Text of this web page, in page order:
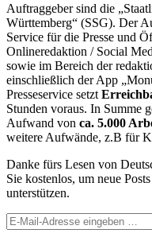
Auftraggeber sind die
Württemberg“ (SSG). Der
Service für die Presse und
Onlineredaktion / Social
sowie im Bereich der
einschließlich der App
Presseservice setzt
Stunden voraus. In Summe
Aufwand von ca. 5.000
weitere Aufwände, z.B für
Danke fürs Lesen von
Sie kostenlos, um neue
unterstützen.